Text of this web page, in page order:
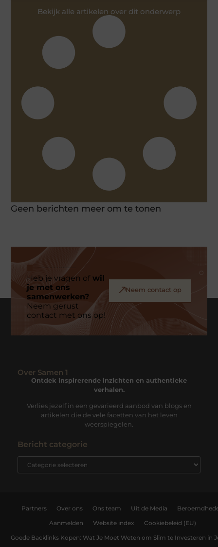
Bekijk alle artikelen over dit onderwerp
Geen berichten meer om te tonen
Heb je vragen ofwil
je met ons
samenwerken?
Neem gerust
contact met ons op!
Neem contact op
Over Samen 1
Ontdek inspirerende inzichten en authentieke
verhalen.
Verlies jezelf in een gevarieerd aanbod van blogs en
artikelen die de vele facetten van het leven
weerspiegelen.
Bericht categorie
Partners Over ons Ons team Uit de Media
Aanmelden Website index Cookiebeleid (EU)
Goede Backlinks Kopen: Wat Je Moet Weten om Slim te Investeren in